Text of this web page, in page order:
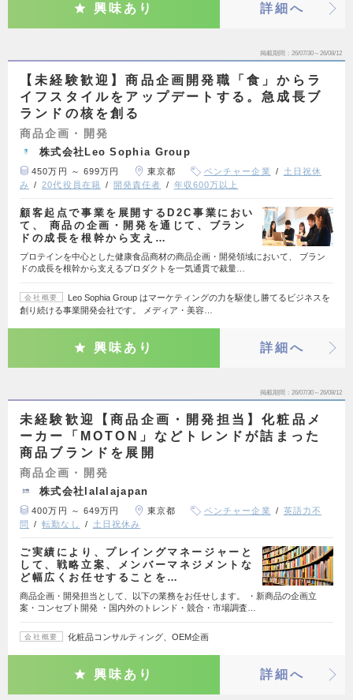
興味あり 詳細へ
掲載期間 26/07/30～26/08/12
【未経験歓迎】商品企画開発職「食」からラ
イフスタイルをアップデートする。急成長ブ
ランドの核を創る
商品企画・開発
株式会社Leo Sophia Group
450万円 ～ 699万円 東京都 ベンチャー企業
土日祝休
み
20代役員在籍 開発責任者 年収600万以上
顧客起点で事業を展開するD2C事業におい
て、 商品の企画・開発を通じて、ブラン
ドの成長を根幹から支え…
プロテインを中心とした健康食品商材の商品企画・開発領域において、 ブラン
ドの成長を根幹から支えるプロダクトを一気通貫で裁量…
会社概要
Leo Sophia Group はマーケティングの力を駆使し勝てるビジネスを
創り続ける事業開発会社です。 メディア・美容…
興味あり 詳細へ
掲載期間 26/07/30～26/08/12
未経験歓迎【商品企画・開発担当】化粧品メ
ーカー「MOTON」などトレンドが詰まった
商品ブランドを展開
商品企画・開発
株式会社lalalajapan
400万円 ～ 649万円 東京都 ベンチャー企業
英語力不
問
転勤なし 土日祝休み
ご実績により、プレイングマネージャーと
して、戦略立案、メンバーマネジメントな
ど幅広くお任せすることを…
商品企画・開発担当として、以下の業務をお任せします。 ・新商品の企画立
案・コンセプト開発 ・国内外のトレンド・競合・市場調査…
会社概要 化粧品コンサルティング、OEM企画
興味あり 詳細へ